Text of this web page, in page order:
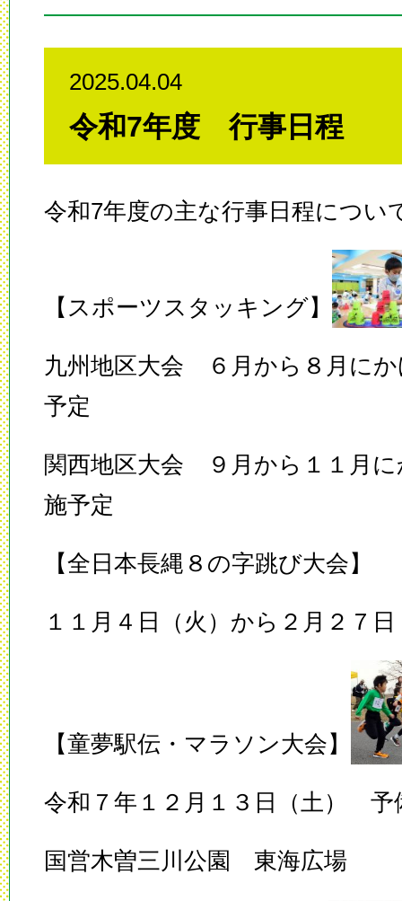
2025.04.04
令和7年度 行事日程
令和7年度の主な行事日程につい
【スポーツスタッキング】
九州地区大会 ６月から８月に
予定
関西地区大会 ９月から１１月
施予定
【全日本長縄８の字跳び大会】
１１月４日（火）から２月２７
【童夢駅伝・マラソン大会】
令和７年１２月１３日（土） 予
国営木曽三川公園 東海広場